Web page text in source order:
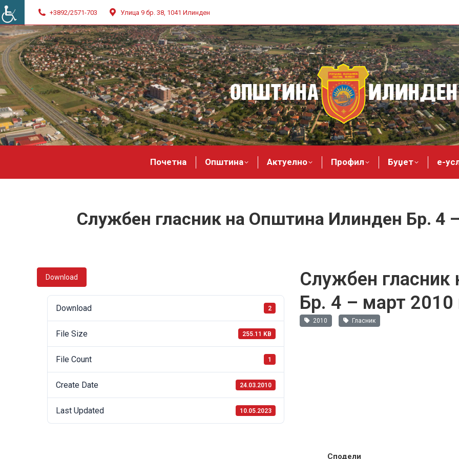
+3892/2571-703 Улица 9 бр. 38, 1041 Илинден
Почетна Општина Актуелно Профил Буџет е-
Службен гласник на Општина Илинден Бр. 4
Download
Download 2
File Size 255.11 KB
File Count 1
Create Date 24.03.2010
Last Updated 10.05.2023
Службен
Бр. 4 – март 2010
2010 Гласник
Сподели